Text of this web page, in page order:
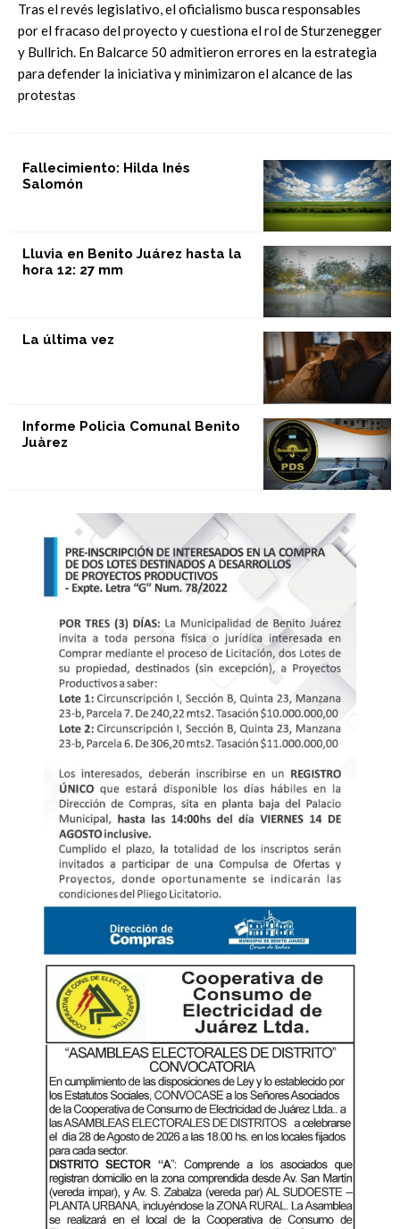
Tras el revés legislativo, el oficialismo busca responsables
por el fracaso del proyecto y cuestiona el rol de Sturzenegger
y Bullrich. En Balcarce 50 admitieron errores en la estrategia
para defender la iniciativa y minimizaron el alcance de las
protestas
Fallecimiento: Hilda Inés
Salomón
Lluvia en Benito Juárez hasta la
hora 12: 27 mm
La última vez
Informe Policìa Comunal Benito
Juàrez